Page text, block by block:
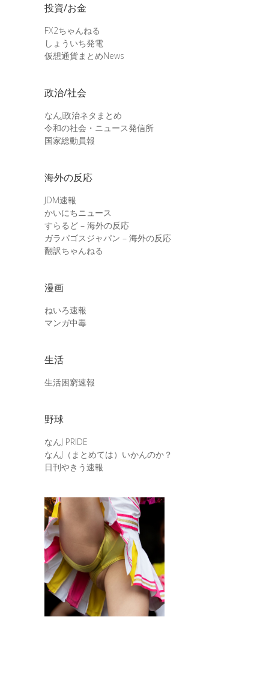
投資/お金
FX2ちゃんねる
しょういち発電
仮想通貨まとめNews
政治/社会
なんJ政治ネタまとめ
令和の社会・ニュース発信所
国家総動員報
海外の反応
JDM速報
かいにちニュース
すらるど – 海外の反応
ガラパゴスジャパン – 海外の反応
翻訳ちゃんねる
漫画
ねいろ速報
マンガ中毒
生活
生活困窮速報
野球
なんJ PRIDE
なんJ（まとめては）いかんのか？
日刊やきう速報